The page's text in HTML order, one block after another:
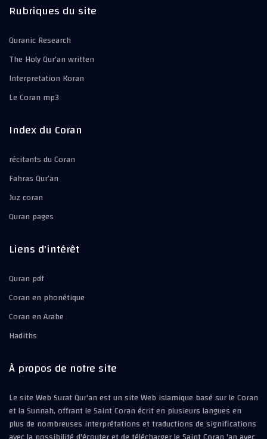
Rubriques du site
Quranic Research
The Holy Qur’an written
Interpretation Koran
Le Coran mp3
Index du Coran
récitants du Coran
Fahras Qur’an
Juz coran
Quran pages
Liens d'intérêt
Quran pdf
Coran en phonétique
Coran en Arabe
Hadiths
À propos de notre site
Le site Web Surat Qur'an est un site Web islamique basé sur le Coran
et la Sunnah, offrant le Saint Coran écrit en plusieurs langues en
plus de nombreuses interprétations et traductions de significations